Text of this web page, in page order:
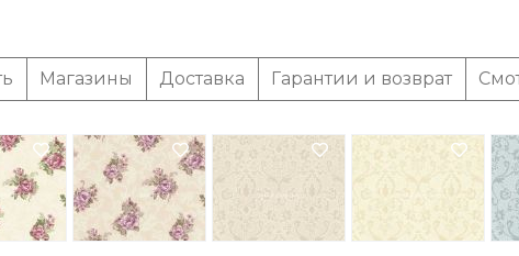
Магазины Доставка Гарантии и возврат